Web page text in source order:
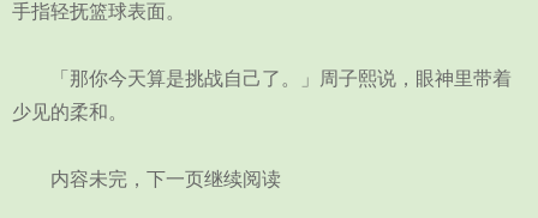
手指轻抚篮球表面。
「那你今天算是挑战自己了。」周子熙说，眼神里带着
少见的柔和。
内容未完，下一页继续阅读